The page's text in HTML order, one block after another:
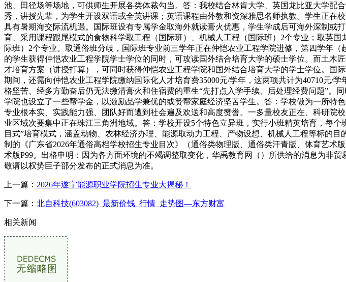
池、田径场等场地，可供师生开展各类体裁勾当。答：我校结合林肯大学、英国龙比亚大学
秀，讲授先辈，为学生开设双语或全英讲课；英语课程由外教和资深雅思名师执教。学生正
具有暑期海交际流机遇。国际班设有专属学金取海外就读膏火优惠，学生学成后可海外深制或
育、采用课程跟尾模式的食物科学取工程（国际班）、机械人工程（国际班）2个专业；取英
际班）2个专业。取通俗班分歧，国际班专业前三学年正在仲恺农业工程学院进修，第四学年
的学生获得仲恺农业工程学院学士学位的同时，可攻读国外结合培育大学的硕士学位。而土木
才培育方案（讲授打算），可同时获得仲恺农业工程学院和国外结合培育大学的学士学位。国
期间，还需向仲恺农业工程学院缴纳国际化人才培育费35000元/学年，这两项共计为40710元/
格坚苦、经多方勤奋后仍无法缴清膏火和住宿费的重生“先打点入学手续、后处理经费问题”
学院也设立了一些帮学金，以激励品学兼优的或赞帮家庭经济坚苦学生。答：学校做为一所
专业根本实、实践能力强、团队好而遭到社会遍及欢送和高度赞誉。一多量校友正在、科研院
业区域次要集中正在珠江三角洲地域。答：学校开设5个特色立异班，实行小班精英培育，每
目式”培育模式，涵盖动物、农林经济办理、能源取动力工程、产物设想、机械人工程等标的
制的《广东省2026年通俗高档学校招生专业目次》（通俗类物理版、通俗类汗青版、体育艺术
术版P99。出格申明：因为各方面环境的不竭调整取变化，华禹教育网（）所供给的消息为非
敬请以权势巨子部分发布的正式消息为准。
上一篇： 2026年遂宁能源职业学院招生专业大揭秘！
下一篇： 北自科技(603082)_最新价钱_行情_走势图—东方财富
相关新闻